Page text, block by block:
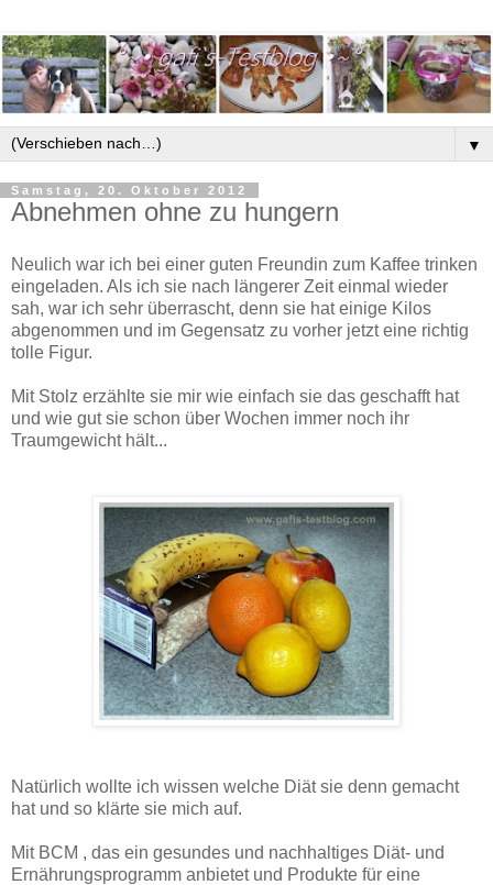
▼
Samstag, 20. Oktober 2012
Abnehmen ohne zu hungern
Neulich war ich bei einer guten Freundin zum Kaffee trinken
eingeladen. Als ich sie nach längerer Zeit einmal wieder
sah, war ich sehr überrascht, denn sie hat einige Kilos
abgenommen und im Gegensatz zu vorher jetzt eine richtig
tolle Figur.
Mit Stolz erzählte sie mir wie einfach sie das geschafft hat
und wie gut sie schon über Wochen immer noch ihr
Traumgewicht hält...
Natürlich wollte ich wissen welche Diät sie denn gemacht
hat und so klärte sie mich auf.
Mit BCM , das ein gesundes und nachhaltiges Diät- und
Ernährungsprogramm anbietet und Produkte für eine